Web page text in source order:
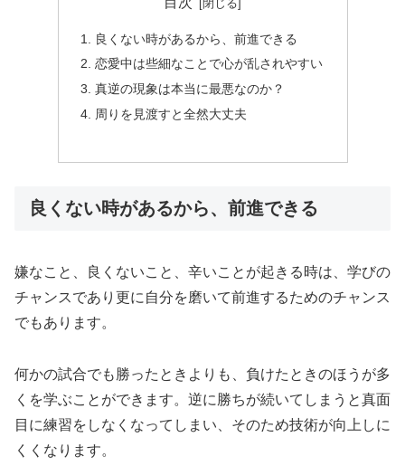
良くない時があるから、前進できる
恋愛中は些細なことで心が乱されやすい
真逆の現象は本当に最悪なのか？
周りを見渡すと全然大丈夫
良くない時があるから、前進できる
嫌なこと、良くないこと、辛いことが起きる時は、学びの
チャンスであり更に自分を磨いて前進するためのチャンス
でもあります。
何かの試合でも勝ったときよりも、負けたときのほうが多
くを学ぶことができます。逆に勝ちが続いてしまうと真面
目に練習をしなくなってしまい、そのため技術が向上しに
くくなります。